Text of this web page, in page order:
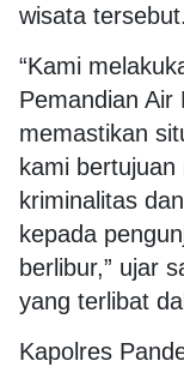
wisata tersebut.
“Kami
Pemandian Air
memastikan
kami
kriminalitas
kepada
berlibur,” ujar
yang terlibat
Kapolres